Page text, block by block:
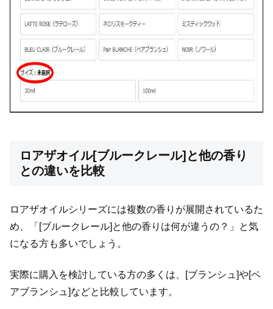
ロアザオイル[ブルークレール]と他の香り
との違いを比較
ロアザオイルシリーズには複数の香りが展開されているた
め、「[ブルークレール]と他の香りは何が違うの？」と気
になる方も多いでしょう。
実際に購入を検討している方の多くは、[ブランシュ]や[ペ
アブランシュ]などと比較しています。